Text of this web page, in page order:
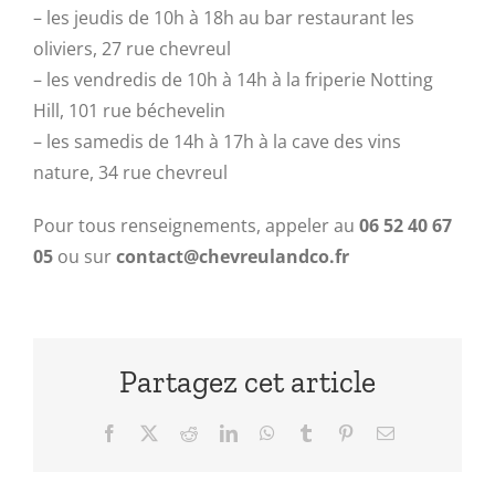
– les jeudis de 10h à 18h au bar restaurant les
oliviers, 27 rue chevreul
– les vendredis de 10h à 14h à la friperie Notting
Hill, 101 rue béchevelin
– les samedis de 14h à 17h à la cave des vins
nature, 34 rue chevreul
Pour tous renseignements, appeler au 06 52 40 67
05 ou surcontact@chevreulandco.fr
Partagez cet article
Facebook RedditLinkedInWhatsApp
Tumblr PinterestEmail